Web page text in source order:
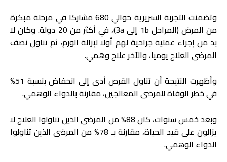
وتضمنت التجربة السريرية حوالي 680 مشاركا في مرحلة مبكرة
من المرض (المراحل 1b إلى 3a)، في أكثر من 20 دولة. وكان لا
بد من إجراء عملية جراحية لهم أولا لإزالة الورم، ثم تناول نصف
المرضى العلاج يوميا، والآخر علاج وهمي.
وأظهرت النتيجة أن تناول القرص أدى إلى انخفاض بنسبة 51%
في خطر الوفاة للمرضى المعالجين، مقارنة بالدواء الوهمي.
وبعد خمس سنوات، كان 88% من المرضى الذين تناولوا العلاج لا
يزالون على قيد الحياة، مقارنة بـ 78% من المرضى الذين تناولوا
الدواء الوهمي.